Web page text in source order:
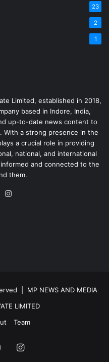
23
2
1
Limited, established in 2018,
based in Indore, India,
up-to-date news content to
With a strong presence in the
a crucial role in providing
national, and international
and connected to the
them.
Instagram
| MP NEWS AND MEDIA
LIMITED
Team
YouTubeInstagram